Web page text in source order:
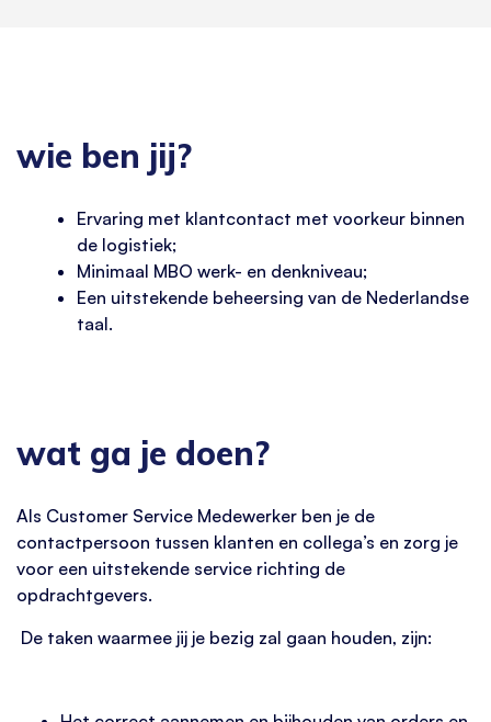
wie ben jij?
Ervaring met klantcontact met voorkeur binnen
de logistiek;
Minimaal MBO werk- en denkniveau;
Een uitstekende beheersing van de Nederlandse
taal.
wat ga je doen?
Als Customer Service Medewerker ben je de
contactpersoon tussen klanten en collega’s en zorg je
voor een uitstekende service richting de
opdrachtgevers.
De taken waarmee jij je bezig zal gaan houden, zijn: